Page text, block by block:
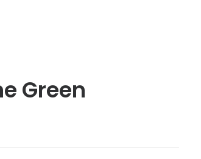
Green